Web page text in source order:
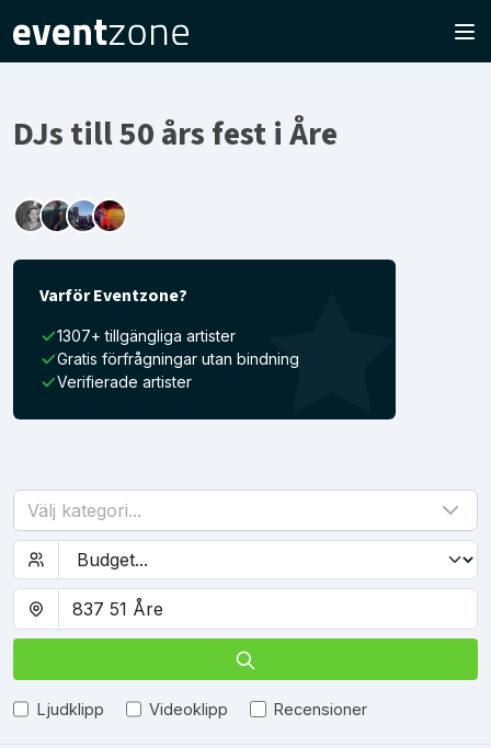
DJs till 50 års fest i Åre
Varför Eventzone?
1307+ tillgängliga artister
Gratis förfrågningar utan bindning
Verifierade artister
Välj kategori...
Ljudklipp Videoklipp Recensioner